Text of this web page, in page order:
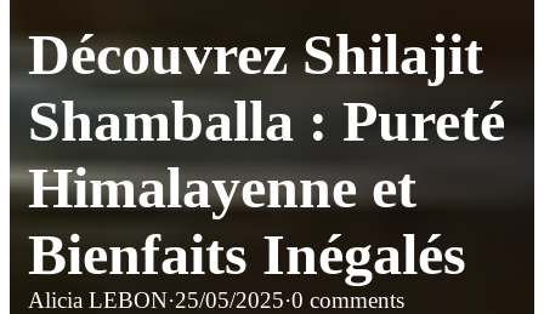
Découvrez Shilajit
Shamballa : Pureté
Himalayenne et
Bienfaits Inégalés
Alicia LEBON·25/05/2025·0 comments